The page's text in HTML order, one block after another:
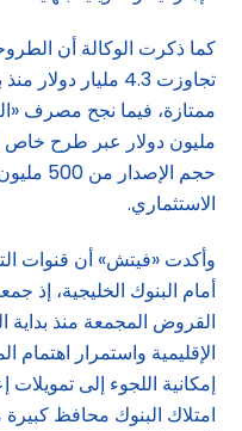
كما ذكرت الوكالة أن
تجاوزت 4.3 مليار
مليون دولار عبر طرح خاص
حجم
الاستثماري.
وأكدت «فيتش» أن قنوات
القروض المجمعة منذ بداية
الإقليمية واستمرار اهتمام
إمكانية اللجوء إلى
امتلاك البنوك محافظ